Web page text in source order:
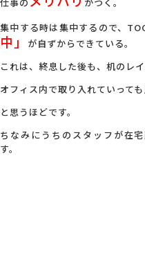
仕事の
がつく。
集中する時は集中するので、
中」
が自ずからできている。
これは、終息した後も、机のレ
オフィス内で取り入れていって
と思うほどです。
ちなみにうちのスタッフが在
す。